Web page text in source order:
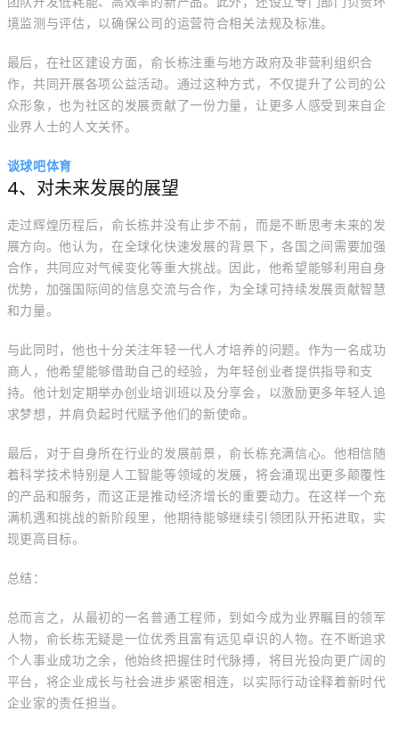
境监测与评估，以确保公司的运营符合相关法规及标准。
最后，在社区建设方面，俞长栋注重与地方政府及非营利组织合
作，共同开展各项公益活动。通过这种方式，不仅提升了公司的公
众形象，也为社区的发展贡献了一份力量，让更多人感受到来自企
业界人士的人文关怀。
谈球吧体育
4、对未来发展的展望
走过辉煌历程后，俞长栋并没有止步不前，而是不断思考未来的发
展方向。他认为，在全球化快速发展的背景下，各国之间需要加强
合作，共同应对气候变化等重大挑战。因此，他希望能够利用自身
优势，加强国际间的信息交流与合作，为全球可持续发展贡献智慧
和力量。
与此同时，他也十分关注年轻一代人才培养的问题。作为一名成功
商人，他希望能够借助自己的经验，为年轻创业者提供指导和支
持。他计划定期举办创业培训班以及分享会，以激励更多年轻人追
求梦想，并肩负起时代赋予他们的新使命。
最后，对于自身所在行业的发展前景，俞长栋充满信心。他相信随
着科学技术特别是人工智能等领域的发展，将会涌现出更多颠覆性
的产品和服务，而这正是推动经济增长的重要动力。在这样一个充
满机遇和挑战的新阶段里，他期待能够继续引领团队开拓进取，实
现更高目标。
总结：
总而言之，从最初的一名普通工程师，到如今成为业界瞩目的领军
人物，俞长栋无疑是一位优秀且富有远见卓识的人物。在不断追求
个人事业成功之余，他始终把握住时代脉搏，将目光投向更广阔的
平台，将企业成长与社会进步紧密相连，以实际行动诠释着新时代
企业家的责任担当。